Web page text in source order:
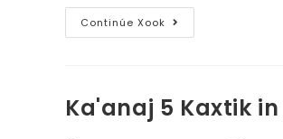
Continúe Xook
Ka'anaj 5 Kaxtik